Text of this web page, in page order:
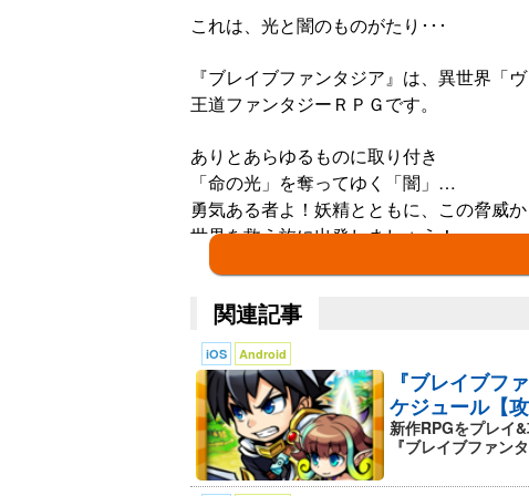
これは、光と闇のものがたり･･･
『ブレイブファンタジア』は、異世界「
王道ファンタジーＲＰＧです。
ありとあらゆるものに取り付き
「命の光」を奪ってゆく「闇」…
勇気ある者よ！妖精とともに、この脅威
世界を救う旅に出発しましょう！
●キャラクター１人１人に魅力的で個性
●強大なボスの多彩なアクション！召喚
●シンプルなストーリーと豊富な背景、
す！
関連記事
iOS Android
『ブレイブフ
ケジュール【攻
新作RPGをプレイ
『ブレイブファン